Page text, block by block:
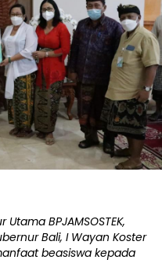
BPJAMSOSTEK,
Bali, I Wayan Koster
beasiswa kepada